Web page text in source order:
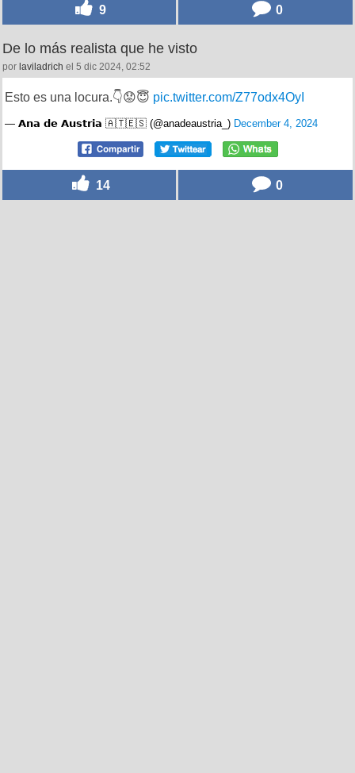
9 0
De lo más realista que he visto
por laviladrich el 5 dic 2024, 02:52
Esto es una locura.👇😟😇 pic.twitter.com/Z77odx4OyI
— 𝗔𝗻𝗮 𝗱𝗲 𝗔𝘂𝘀𝘁𝗿𝗶𝗮 🇦🇹🇪🇸 (@anadeaustria_) December 4, 2024
14 0